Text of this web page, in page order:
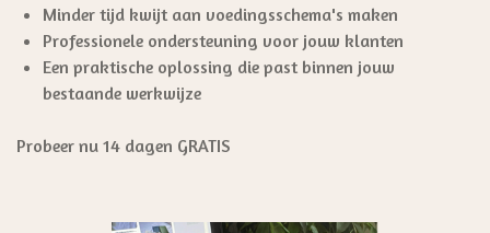
Minder tijd kwijt aan voedingsschema's maken
Professionele ondersteuning voor jouw klanten
Een praktische oplossing die past binnen jouw
bestaande werkwijze
Probeer nu 14 dagen GRATIS